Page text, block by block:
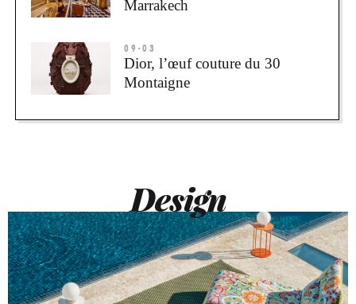
Marrakech
09-03
Dior, l’œuf couture du 30
Montaigne
Design